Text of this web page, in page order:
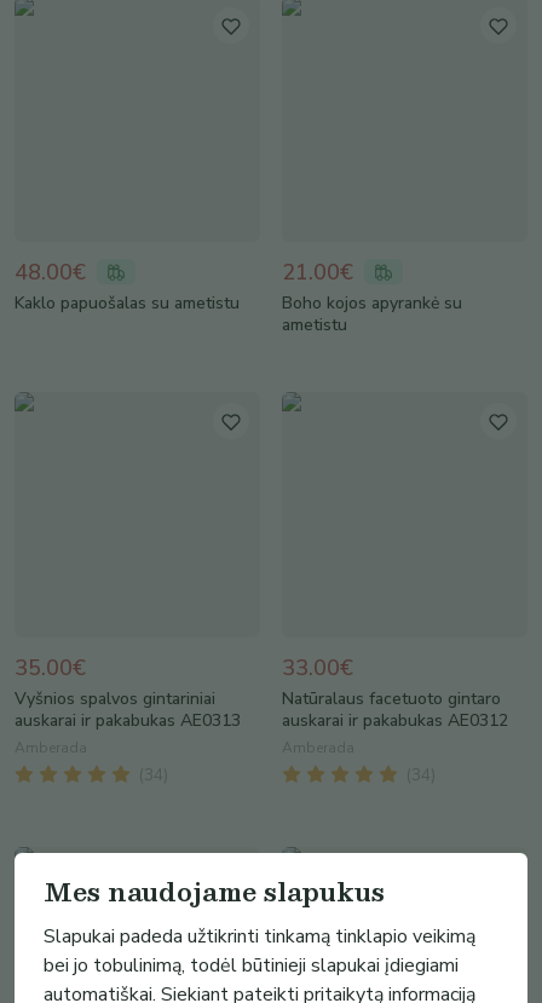
48.00€
Kaklo papuošalas su ametistu
21.00€
Boho kojos apyrankė su
ametistu
35.00€
Vyšnios spalvos gintariniai
auskarai ir pakabukas AE0313
Amberada
( 34
33.00€
Natūralaus facetuoto gintaro
auskarai ir pakabukas AE0312
Amberada
( 34
Mes naudojame slapukus
Slapukai padeda užtikrinti tinkamą tinklapio veikimą
bei jo tobulinimą, todėl būtinieji slapukai įdiegiami
automatiškai. Siekiant pateikti pritaikytą informaciją